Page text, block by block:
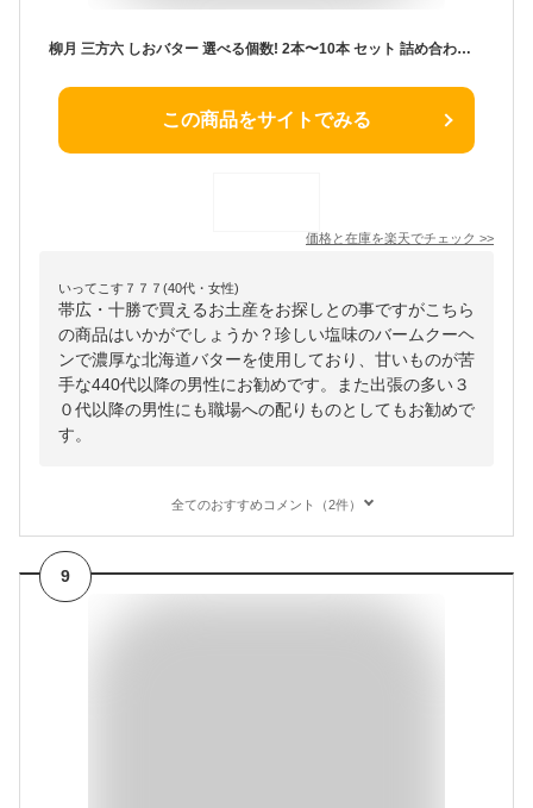
柳月 三方六 しおバター 選べる個数! 2本〜10本 セット 詰め合わせ 送料無料 塩バター しおバタ 北海道お土産 焼き菓子 焼菓子 バームクーヘン お取り寄せ バウムクーヘン 熨斗 りゅうげつ プチ ギフト 帯広 お返し チョコ以外【冷】 敬老の日 孫から お歳暮 プレゼント
この商品をサイトでみる
価格と在庫を楽天でチェック >>
いってこす７７７(40代・女性)
帯広・十勝で買えるお土産をお探しとの事ですがこちら
の商品はいかがでしょうか？珍しい塩味のバームクーヘ
ンで濃厚な北海道バターを使用しており、甘いものが苦
手な440代以降の男性にお勧めです。また出張の多い３
０代以降の男性にも職場への配りものとしてもお勧めで
す。
全てのおすすめコメント（2件）
9